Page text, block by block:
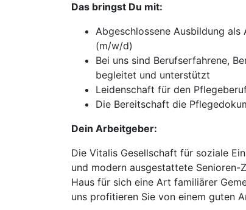
Das bringst Du mit:
Abgeschlossene Ausbildung
(m/w/d)
Bei uns sind Berufserfahrene,
begleitet und unterstützt
Leidenschaft für den
Die Bereitschaft die
Dein Arbeitgeber:
Die Vitalis Gesellschaft für soziale
und modern ausgestattete Senioren-
Haus für sich eine Art familiärer
uns profitieren Sie von einem guten